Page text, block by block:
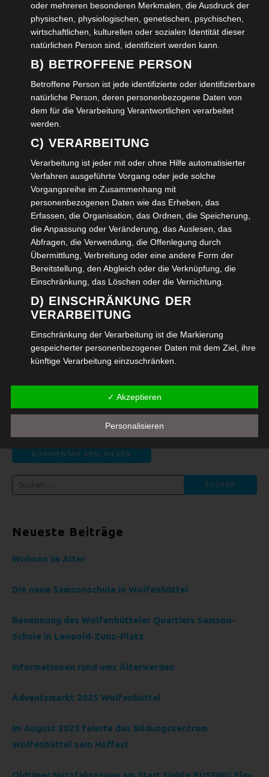
Schreibe einen Kommentar
Deine E-Mail-Adresse wird nicht veröffentlicht.
Erforderliche Felder sind mit
*markiert
Kommentar *
Name*
E-Mail-Adresse*
Website
Name, E-Mail-Adresse und Website in diesem
Browser für meinen nächsten Kommentar
Suchen
Neueste Beiträge
Wohnen im Alter
Die neue Samsonschule in Wolfenbüttel
Benennung des Wolfenbütteler Quartiers Samson-
Schule in Leopold-Zunz-Platz
Informationen rund ums Älterwerden
Adventsmarkt 2025 Wolfenbüttel
Im August 2025 feierte das Bildungszentrum
Wolfenbüttel sein Hoffest
Oldtimer Nutzfahrzeuge am Start Siebte BÜSSING Elm-
oder mehreren besonderen Merkmalen, die Ausdruck der
physischen, physiologischen, genetischen, psychischen,
wirtschaftlichen, kulturellen oder sozialen Identität dieser
natürlichen Person sind, identifiziert werden kann.
B) BETROFFENE PERSON
Betroffene Person ist jede identifizierte oder identifizierbare
natürliche Person, deren personenbezogene Daten von
dem für die Verarbeitung Verantwortlichen verarbeitet
werden.
C) VERARBEITUNG
Verarbeitung ist jeder mit oder ohne Hilfe automatisierter
Verfahren ausgeführte Vorgang oder jede solche
Vorgangsreihe im Zusammenhang mit
personenbezogenen Daten wie das Erheben, das
Erfassen, die Organisation, das Ordnen, die Speicherung,
die Anpassung oder Veränderung, das Auslesen, das
Abfragen, die Verwendung, die Offenlegung durch
Übermittlung, Verbreitung oder eine andere Form der
Bereitstellung, den Abgleich oder die Verknüpfung, die
Einschränkung, das Löschen oder die Vernichtung.
D) EINSCHRÄNKUNG DER
VERARBEITUNG
Einschränkung der Verarbeitung ist die Markierung
gespeicherter personenbezogener Daten mit dem Ziel, ihre
künftige Verarbeitung einzuschränken.
Profiling ist jede Art der automatisierten Verarbeitung
personenbezogener Daten, die darin besteht, dass diese
personenbezogenen Daten verwendet werden, um
bestimmte persönliche Aspekte, die sich auf eine natürliche
Person beziehen, zu bewerten, insbesondere, um Aspekte
bezüglich Arbeitsleistung, wirtschaftlicher Lage,
Gesundheit, persönlicher Vorlieben, Interessen,
Zuverlässigkeit, Verhalten, Aufenthaltsort oder Ortswechsel
F) PSEUDONYMISIERUNG
Pseudonymisierung ist die Verarbeitung
personenbezogenen Daten ohne Hinzuziehung
diese zusätzlichen Informationen gesondert aufbewahrt
werden und technischen und organisatorischen
personenbezogenen Daten nicht einer identifizierten oder
G) VERANTWORTLICHER ODER
VERANTWORTLICHER
Verantwortlicher oder für die Verarbeitung Verantwortlicher
Einrichtung oder andere Stelle, die allein oder gemeinsam
✓ Akzeptieren
Personalisieren